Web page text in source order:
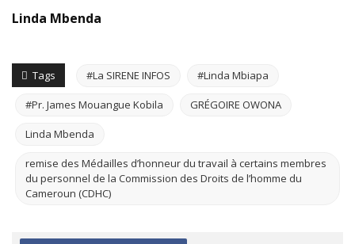
Linda Mbenda
Tags #La SIRENE INFOS #Linda Mbiapa
#Pr. James Mouangue Kobila GRÉGOIRE OWONA
Linda Mbenda
remise des Médailles d’honneur du travail à certains membres
du personnel de la Commission des Droits de l’homme du
Cameroun (CDHC)